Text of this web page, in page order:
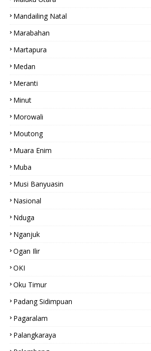
Mandailing Natal
Marabahan
Martapura
Medan
Meranti
Minut
Morowali
Moutong
Muara Enim
Muba
Musi Banyuasin
Nasional
Nduga
Nganjuk
Ogan Ilir
OKI
Oku Timur
Padang Sidimpuan
Pagaralam
Palangkaraya